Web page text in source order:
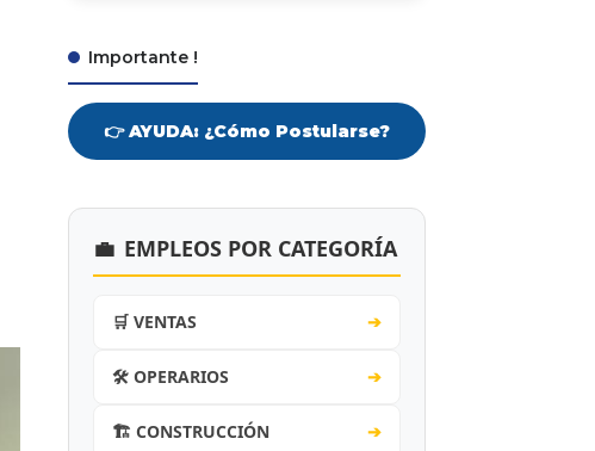
Importante !
👉 AYUDA: ¿Cómo Postularse?
💼 EMPLEOS POR CATEGORÍA
🛒 VENTAS ➔
🛠️ OPERARIOS ➔
🏗️ CONSTRUCCIÓN ➔